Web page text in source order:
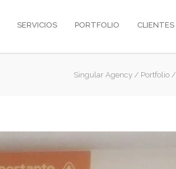
SERVICIOS PORTFOLIO CLIENTES
Singular Agency / Portfolio /